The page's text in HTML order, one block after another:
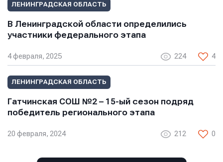
ЛЕНИНГРАДСКАЯ ОБЛАСТЬ
В Ленинградской области определились
участники федерального этапа
4 февраля, 2025 224 4
ЛЕНИНГРАДСКАЯ ОБЛАСТЬ
Гатчинская СОШ №2 – 15-ый сезон подряд
победитель регионального этапа
20 февраля, 2024 212 0